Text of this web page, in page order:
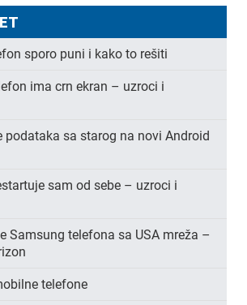
sporo puni i kako to rešiti
ima crn ekran – uzroci i
podataka sa starog na novi Android
sam od sebe – uzroci i
Samsung telefona sa USA mreža –
telefone